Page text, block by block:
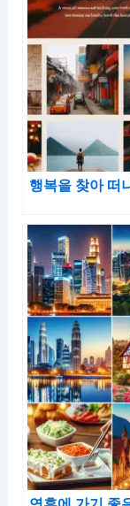
행복을 찾아 떠